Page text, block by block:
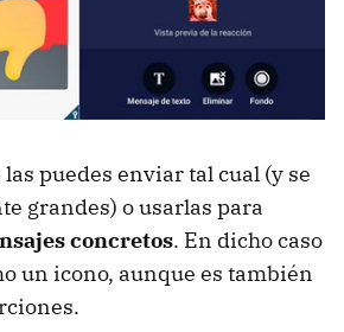
puedes enviar tal cual (y se
grandes) o usarlas para
concretos. En dicho caso
un icono, aunque es también